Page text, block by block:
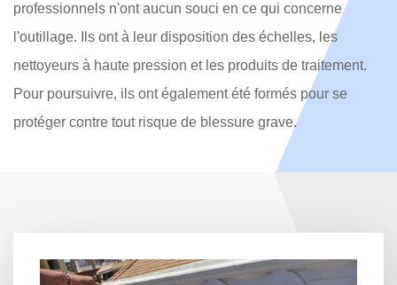
professionnels n'ont aucun souci en ce qui concerne
l'outillage. Ils ont à leur disposition des échelles, les
nettoyeurs à haute pression et les produits de traitement.
Pour poursuivre, ils ont également été formés pour se
protéger contre tout risque de blessure grave.